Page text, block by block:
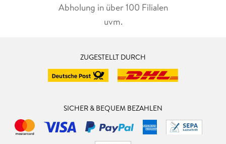
Abholung in über 100 Filialen
uvm.
ZUGESTELLT DURCH
SICHER & BEQUEM BEZAHLEN